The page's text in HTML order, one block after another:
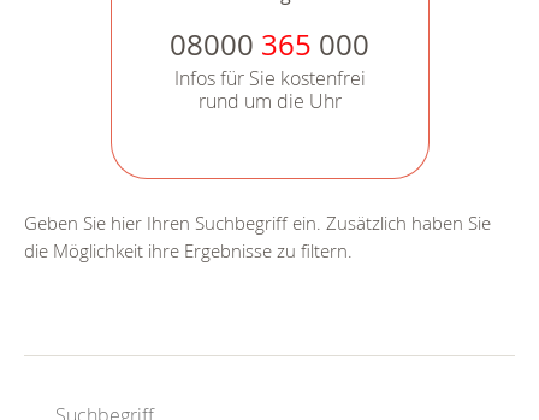
08000 365 000
Infos für Sie kostenfrei
rund um die Uhr
Geben Sie hier Ihren Suchbegriff ein. Zusätzlich haben Sie
die Möglichkeit ihre Ergebnisse zu filtern.